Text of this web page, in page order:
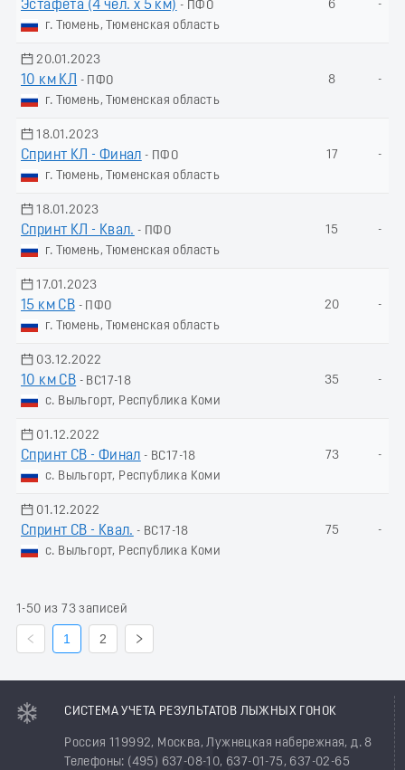
Эстафета (4 чел. х 5 км) - ПФО
г. Тюмень, Тюменская область
6 -
20.01.2023
10 км КЛ
- ПФО
г. Тюмень, Тюменская область
8 -
18.01.2023
Спринт КЛ - Финал - ПФО
г. Тюмень, Тюменская область
17 -
18.01.2023
Спринт КЛ - Квал. - ПФО
г. Тюмень, Тюменская область
15 -
17.01.2023
15 км СВ - ПФО
г. Тюмень, Тюменская область
20 -
03.12.2022
10 км СВ - ВС17-18
с. Выльгорт, Республика Коми
35 -
01.12.2022
Спринт СВ - Финал - ВС17-18
с. Выльгорт, Республика Коми
73 -
01.12.2022
Спринт СВ - Квал. - ВС17-18
с. Выльгорт, Республика Коми
75 -
1-50 из 73 записей
1 2
СИСТЕМА УЧЕТА РЕЗУЛЬТАТОВ ЛЫЖНЫХ ГОНОК
Россия 119992, Москва, Лужнецкая набережная, д. 8
Телефоны: (495) 637-08-10, 637-01-75, 637-02-65